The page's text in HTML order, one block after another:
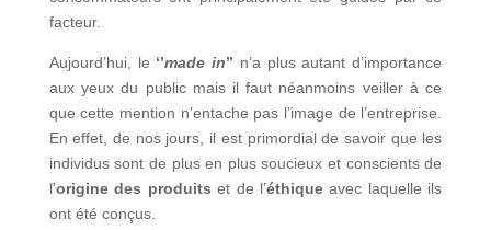
facteur.
Aujourd’hui, le ‘’made in’’ n’a plus autant d’importance
aux yeux du public mais il faut néanmoins veiller à ce
que cette mention n’entache pas l’image de l’entreprise.
En effet, de nos jours, il est primordial de savoir que les
individus sont de plus en plus soucieux et conscients de
l’origine des produits et de l’éthiqueavec laquelle ils
ont été conçus.